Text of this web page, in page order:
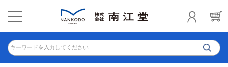
キーワードを入力してください